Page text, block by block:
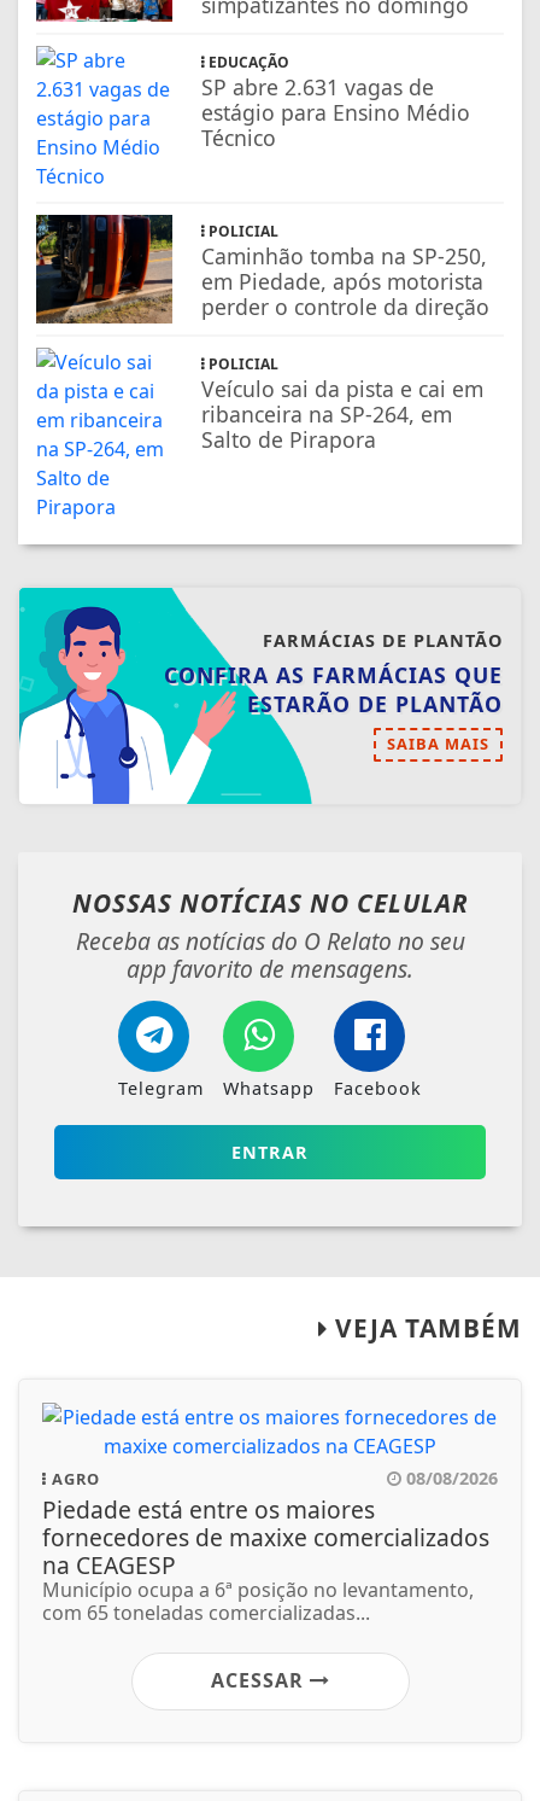
EDUCAÇÃO
SP abre 2.631 vagas de
estágio para Ensino Médio
Técnico
POLICIAL
Caminhão tomba na SP-250,
em Piedade, após motorista
perder o controle da direção
POLICIAL
Veículo sai da pista e cai em
ribanceira na SP-264, em
Salto de Pirapora
FARMÁCIAS DE PLANTÃO
CONFIRA AS FARMÁCIAS QUE
ESTARÃO DE PLANTÃO
SAIBA MAIS
NOSSAS NOTÍCIAS NO CELULAR
Receba as notícias do O Relato no seu
app favorito de mensagens.
Telegram Whatsapp Facebook
ENTRAR
VEJA TAMBÉM
AGRO 08/08/2026
Piedade está entre os maiores
fornecedores de maxixe comercializados
na CEAGESP
Município ocupa a 6ª posição no levantamento,
com 65 toneladas comercializadas...
ACESSAR